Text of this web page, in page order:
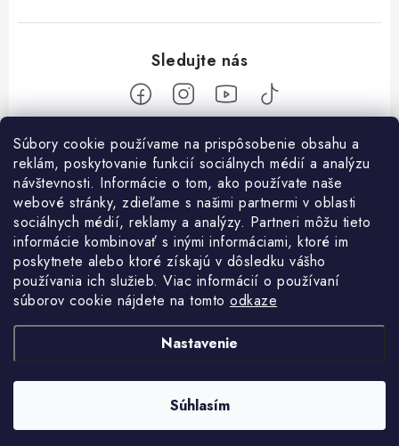
Súbory cookie používame na prispôsobenie obsahu a
reklám, poskytovanie funkcií sociálnych médií a analýzu
návštevnosti. Informácie o tom, ako používate naše
webové stránky, zdieľame s našimi partnermi v oblasti
sociálnych médií, reklamy a analýzy. Partneri môžu tieto
informácie kombinovať s inými informáciami, ktoré im
poskytnete alebo ktoré získajú v dôsledku vášho
používania ich služieb. Viac informácií o používaní
súborov cookie nájdete na tomto odkaze
Nastavenie
Súhlasím
Nakupovanie
Ako nakupovať
Obchodné podmienky
Doprava a platba
Ochrana osobných údajov
Licenčné zmluvy k fotografiám
Osobné vyzdvihnutie v Prešove
Ako funguje Packeta?
Objednávky
Použitie Darčekovej poukážky
REKLAMÁCIA / VRÁTENIE TOVARU
O nás
SHOWROOM Prešov
Kontakty
Služby
Velkoobchod
Profigaráž.sk. Všetky práva vyhradené.